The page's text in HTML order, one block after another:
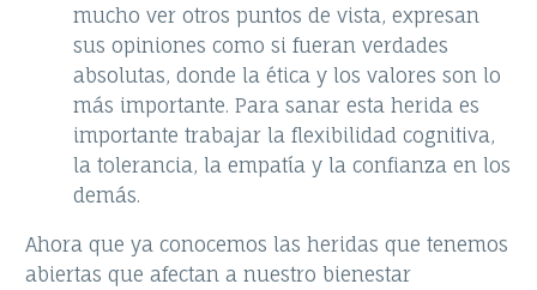
mucho ver otros puntos de vista, expresan
sus opiniones como si fueran verdades
absolutas, donde la ética y los valores son lo
más importante. Para sanar esta herida es
importante trabajar la flexibilidad cognitiva,
la tolerancia, la empatía y la confianza en los
demás.
Ahora que ya conocemos las heridas que tenemos
abiertas que afectan a nuestro bienestar